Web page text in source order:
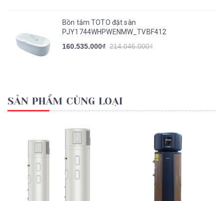
Bồn tắm TOTO đặt sàn
PJY1744WHPWENMW_TVBF412
160.535.000₫ 214.046.000₫
SẢN PHẨM CÙNG LOẠI